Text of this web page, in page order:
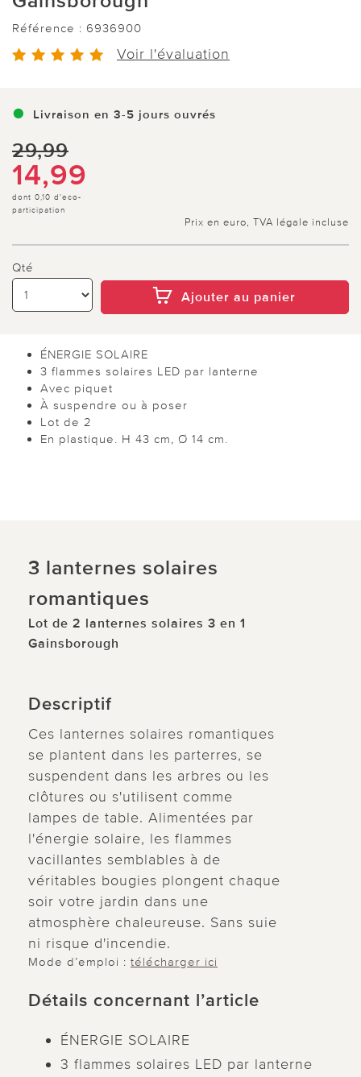
Référence : 6936900
Voir l'évaluation
Livraison en 3-5 jours ouvrés
29,99
14,99
dont 0,10 d'eco-
participation
Prix en euro, TVA légale incluse
Qté
Ajouter au panier
ÉNERGIE SOLAIRE
3 flammes solaires LED par lanterne
Avec piquet
À suspendre ou à poser
Lot de 2
En plastique. H 43 cm, Ø 14 cm.
3 lanternes solaires
romantiques
Lot de 2 lanternes solaires 3 en 1
Gainsborough
Descriptif
Ces lanternes solaires romantiques
se plantent dans les parterres, se
suspendent dans les arbres ou les
clôtures ou s'utilisent comme
lampes de table. Alimentées par
l'énergie solaire, les flammes
vacillantes semblables à de
véritables bougies plongent chaque
soir votre jardin dans une
atmosphère chaleureuse. Sans suie
ni risque d'incendie.
Mode d’emploi : télécharger ici
Détails concernant l’article
ÉNERGIE SOLAIRE
3 flammes solaires LED par lanterne